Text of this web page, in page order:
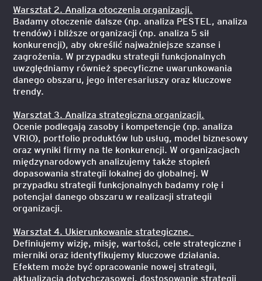
Warsztat 2. Analiza otoczenia organizacji.
Badamy otoczenie dalsze (np. analiza PESTEL, analiza
trendów) i bliższe organizacji (np. analiza 5 sił
konkurencji), aby określić najważniejsze szanse i
zagrożenia. W przypadku strategii funkcjonalnych
uwzględniamy również specyficzne uwarunkowania
danego obszaru, jego interesariuszy oraz kluczowe
trendy.
Warsztat 3. Analiza strategiczna organizacji.
Ocenie podlegają zasoby i kompetencje (np. analiza
VRIO), portfolio produktów lub usług, model biznesowy
oraz wyniki firmy na tle konkurencji. W organizacjach
międzynarodowych analizujemy także stopień
dopasowania strategii lokalnej do globalnej. W
przypadku strategii funkcjonalnych badamy rolę i
potencjał danego obszaru w realizacji strategii
organizacji.
Warsztat 4. Ukierunkowanie strategiczne.
Definiujemy wizję, misję, wartości, cele strategiczne i
mierniki oraz identyfikujemy kluczowe działania.
Efektem może być opracowanie nowej strategii,
aktualizacja dotychczasowej, dostosowanie strategii